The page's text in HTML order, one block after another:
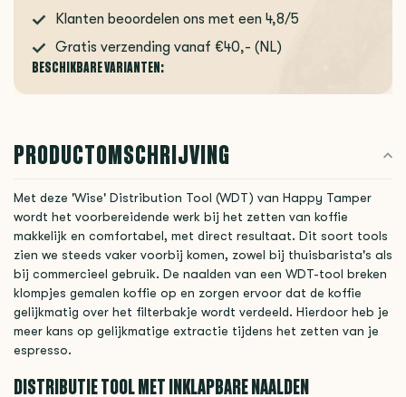
Klanten beoordelen ons met een 4,8/5
Gratis verzending vanaf €40,- (NL)
BESCHIKBARE VARIANTEN:
PRODUCTOMSCHRIJVING
Met deze 'Wise' Distribution Tool (WDT) van Happy Tamper
wordt het voorbereidende werk bij het zetten van koffie
makkelijk en comfortabel, met direct resultaat. Dit soort tools
zien we steeds vaker voorbij komen, zowel bij thuisbarista's als
bij commercieel gebruik. De naalden van een WDT-tool breken
klompjes gemalen koffie op en zorgen ervoor dat de koffie
gelijkmatig over het filterbakje wordt verdeeld. Hierdoor heb je
meer kans op gelijkmatige extractie tijdens het zetten van je
espresso.
DISTRIBUTIE TOOL MET INKLAPBARE NAALDEN